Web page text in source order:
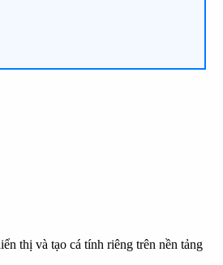
thị và tạo cá tính riêng trên nền tảng